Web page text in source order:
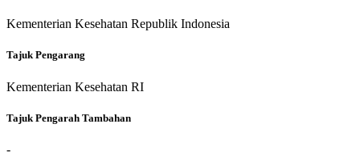
Kementerian Kesehatan Republik Indonesia
Tajuk Pengarang
Kementerian Kesehatan RI
Tajuk Pengarah Tambahan
-